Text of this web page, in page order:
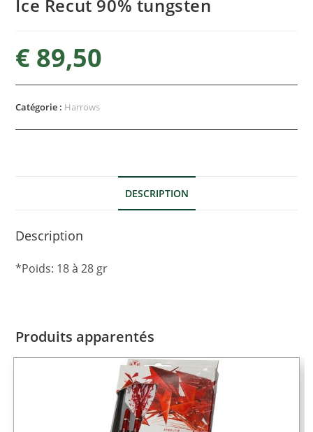
Ice Recut 90% tungsten
€ 89,50
Catégorie : Harrows
DESCRIPTION
Description
*Poids: 18 à 28 gr
Produits apparentés